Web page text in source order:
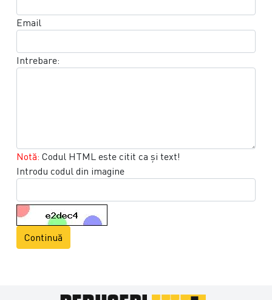
Email
Intrebare:
Notă: Codul HTML este citit ca şi text!
Introdu codul din imagine
Continuă